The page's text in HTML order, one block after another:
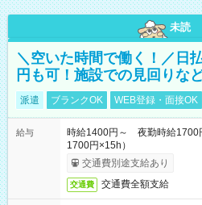
未読
＼空いた時間で働く！／日
円も可！施設での見回りな
派遣 ブランクOK WEB登録・面接OK
給与
時給1400円～ 夜勤時給
1700円×15h）
交通費別途支給あり
交通費 交通費全額支給